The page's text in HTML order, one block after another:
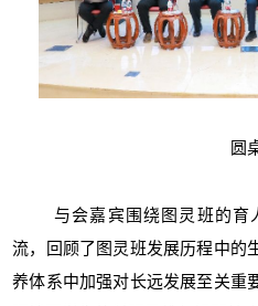
圆
与会嘉宾围绕图灵班的育
流，回顾了图灵班发展历程中的
养体系中加强对长远发展至关重